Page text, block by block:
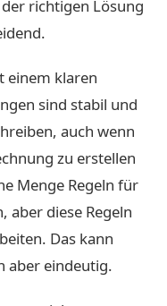
richtigen Lösung
einem klaren
sind stabil und
auch wenn
zu erstellen
Menge Regeln für
aber diese Regeln
Das kann
aber eindeutig.